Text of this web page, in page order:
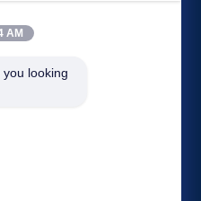
AM
looking